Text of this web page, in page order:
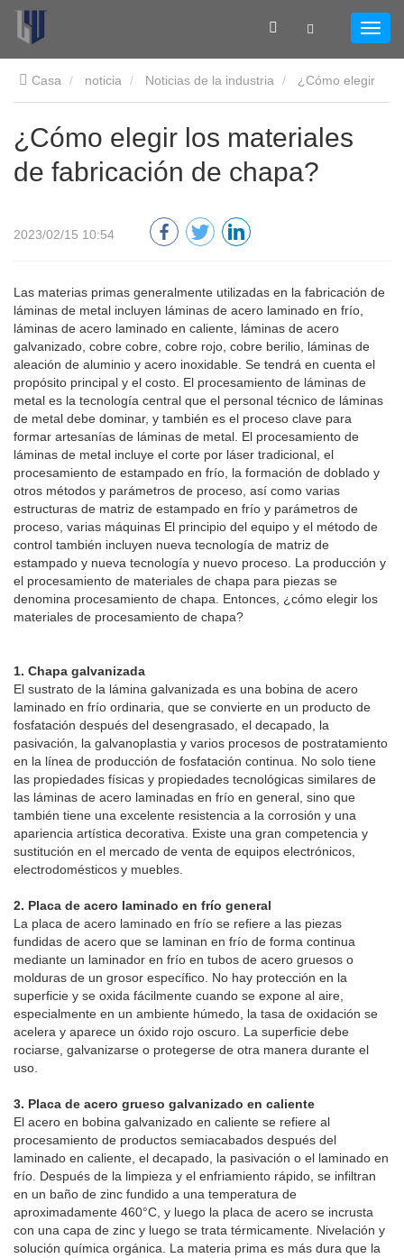
Casa noticia Noticias de la industria
los materiales de fabricación de chapa?
¿Cómo elegir los materiales
de fabricación de chapa?
2023/02/15 10:54
Las materias primas generalmente utilizadas en la fabricación de
láminas de metal incluyen láminas de acero laminado en frío,
láminas de acero laminado en caliente, láminas de acero
galvanizado, cobre cobre, cobre rojo, cobre berilio, láminas de
aleación de aluminio y acero inoxidable. Se tendrá en cuenta el
propósito principal y el costo. El procesamiento de láminas de
metal es la tecnología central que el personal técnico de láminas
de metal debe dominar, y también es el proceso clave para
formar artesanías de láminas de metal. El procesamiento de
láminas de metal incluye el corte por láser tradicional, el
procesamiento de estampado en frío, la formación de doblado y
otros métodos y parámetros de proceso, así como varias
estructuras de matriz de estampado en frío y parámetros de
proceso, varias máquinas El principio del equipo y el método de
control también incluyen nueva tecnología de matriz de
estampado y nueva tecnología y nuevo proceso. La producción y
el procesamiento de materiales de chapa para piezas se
denomina procesamiento de chapa. Entonces, ¿cómo elegir los
materiales de procesamiento de chapa?
1. Chapa galvanizada
El sustrato de la lámina galvanizada es una bobina de acero
laminado en frío ordinaria, que se convierte en un producto de
fosfatación después del desengrasado, el decapado, la
pasivación, la galvanoplastia y varios procesos de postratamiento
en la línea de producción de fosfatación continua. No solo tiene
las propiedades físicas y propiedades tecnológicas similares de
las láminas de acero laminadas en frío en general, sino que
también tiene una excelente resistencia a la corrosión y una
apariencia artística decorativa. Existe una gran competencia y
sustitución en el mercado de venta de equipos electrónicos,
electrodomésticos y muebles.
2. Placa de acero laminado en frío general
La placa de acero laminado en frío se refiere a las piezas
fundidas de acero que se laminan en frío de forma continua
mediante un laminador en frío en tubos de acero gruesos o
molduras de un grosor específico. No hay protección en la
superficie y se oxida fácilmente cuando se expone al aire,
especialmente en un ambiente húmedo, la tasa de oxidación se
acelera y aparece un óxido rojo oscuro. La superficie debe
rociarse, galvanizarse o protegerse de otra manera durante el
uso.
3. Placa de acero grueso galvanizado en caliente
El acero en bobina galvanizado en caliente se refiere al
procesamiento de productos semiacabados después del
laminado en caliente, el decapado, la pasivación o el laminado en
frío. Después de la limpieza y el enfriamiento rápido, se infiltran
en un baño de zinc fundido a una temperatura de
aproximadamente 460°C, y luego la placa de acero se incrusta
con una capa de zinc y luego se trata térmicamente. Nivelación y
solución química orgánica. La materia prima es más dura que la